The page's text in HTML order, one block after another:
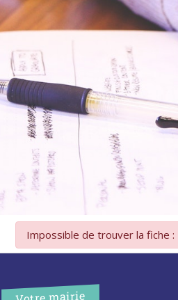
Impossible de trouver la fiche :